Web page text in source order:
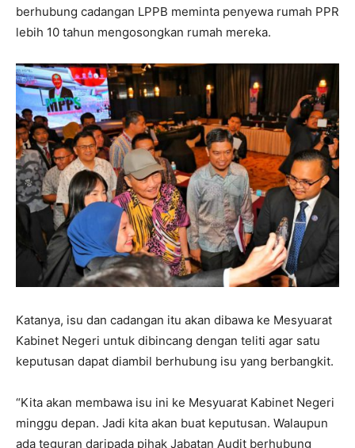
berhubung cadangan LPPB meminta penyewa rumah PPR
lebih 10 tahun mengosongkan rumah mereka.
Katanya, isu dan cadangan itu akan dibawa ke Mesyuarat
Kabinet Negeri untuk dibincang dengan teliti agar satu
keputusan dapat diambil berhubung isu yang berbangkit.
“Kita akan membawa isu ini ke Mesyuarat Kabinet Negeri
minggu depan. Jadi kita akan buat keputusan. Walaupun
ada teguran daripada pihak Jabatan Audit berhubung